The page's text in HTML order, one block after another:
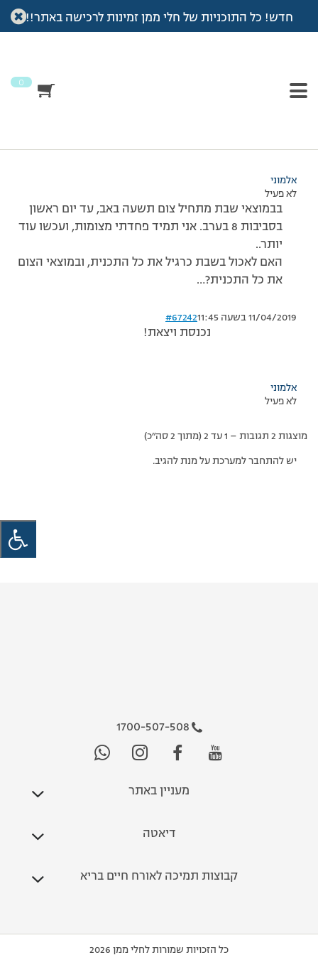
חדש! כל התוכניות של חלי ממן זמינות לרכישה באתר!!
0
עמוד הבית >דיונים>פורום >היי איה, א"יה!
מוצגות 2 תגובות – 1 עד 2 (מתוך 2 סה״כ)
אלמוני
לא פעיל
בבמוצאי שבת מתחיל צום תשעה באב, עד יום ראשון
בסביבות 8 בערב. אני תמיד פחדתי מצומות, ועכשו עוד
יותר..
האם לאכול בשבת כרגיל את כל התכנית, ובמוצאי הצום
את כל התכנית?…
11/04/2019 בשעה 11:45 #67242
אלמוני
לא פעיל
נכנסת ויצאת!
מוצגות 2 תגובות – 1 עד 2 (מתוך 2 סה״כ)
יש להתחבר למערכת על מנת להגיב.
1700-507-508
מעניין באתר
דיאטה
קבוצות תמיכה לאורח חיים בריא
כל הזכויות שמורות לחלי ממן 2026